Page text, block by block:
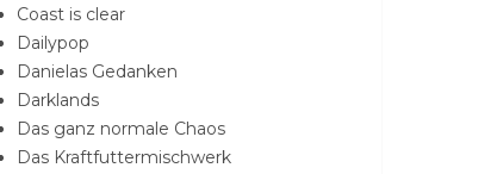
Coast is clear
Dailypop
Danielas Gedanken
Darklands
Das ganz normale Chaos
Das Kraftfuttermischwerk